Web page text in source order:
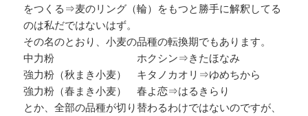
をつくる⇒麦のリング（輪）をもつと勝手に解釈してる
のは私だではないはず。
その名のとおり、小麦の品種の転換期でもあります。
中力粉 ホクシン⇒きたほなみ
強力粉（秋まき小麦） キタノカオリ⇒ゆめちから
強力粉（春まき小麦） 春よ恋⇒はるきらり
とか、全部の品種が切り替わるわけではないのですが、